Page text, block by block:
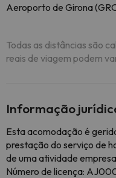
Aeroporto de Girona
Todas as distâncias são
reais de viagem podem
Informação
Esta acomodação é
prestação do serviço de
de uma atividade
Número de licença: